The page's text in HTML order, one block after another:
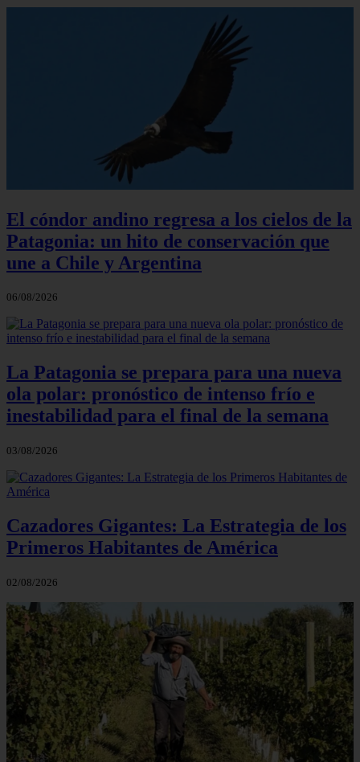
El cóndor andino regresa a los cielos de la
Patagonia: un hito de conservación que
une a Chile y Argentina
06/08/2026
La Patagonia se prepara para una nueva
ola polar: pronóstico de intenso frío e
inestabilidad para el final de la semana
03/08/2026
Cazadores Gigantes: La Estrategia de los
Primeros Habitantes de América
02/08/2026